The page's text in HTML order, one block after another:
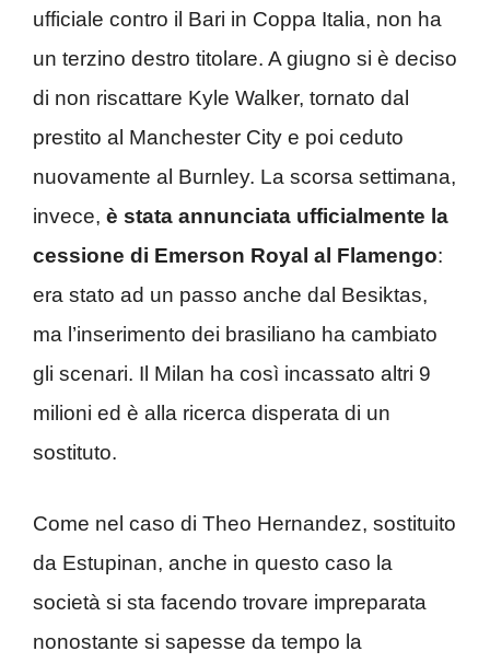
ufficiale contro il Bari in Coppa Italia, non ha
un terzino destro titolare. A giugno si è deciso
di non riscattare Kyle Walker, tornato dal
prestito al Manchester City e poi ceduto
nuovamente al Burnley. La scorsa settimana,
invece, è stata annunciata ufficialmente la
cessione di Emerson Royal al Flamengo:
era stato ad un passo anche dal Besiktas,
ma l’inserimento dei brasiliano ha cambiato
gli scenari. Il Milan ha così incassato altri 9
milioni ed è alla ricerca disperata di un
sostituto.
Come nel caso di Theo Hernandez, sostituito
da Estupinan, anche in questo caso la
società si sta facendo trovare impreparata
nonostante si sapesse da tempo la